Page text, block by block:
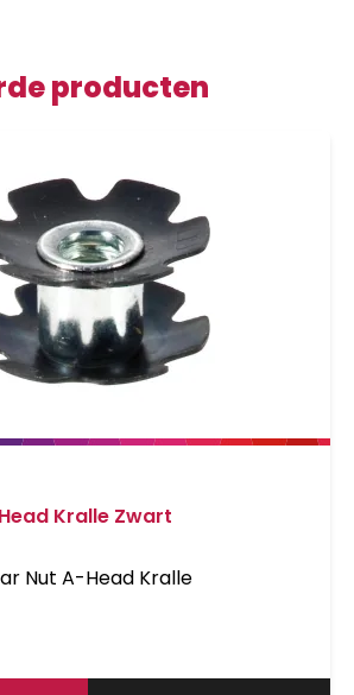
producten
Kralle Zwart
Nut A-Head Kralle